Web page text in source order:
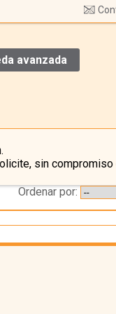
avanzada
sin compromiso
Ordenar por: